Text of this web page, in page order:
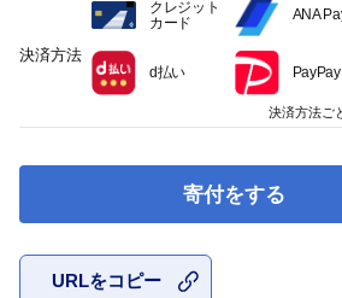
寄付をする
URLをコピー
決済方法
クレジット
カード
ANA
d払い PayPay
決済方法ご